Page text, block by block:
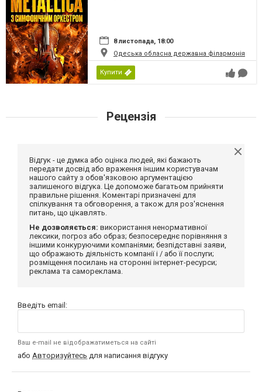
8 листопада, 18:00
Одеська обласна державна філармонія
Купити
Рецензія
Відгук - це думка або оцінка людей, які бажають
передати досвід або враження іншим користувачам
нашого сайту з обов'язковою аргументацією
залишеного відгука. Це допоможе багатьом прийняти
правильне рішення. Коментарі призначені для
спілкування та обговорення, а також для роз'яснення
питань, що цікавлять.
Не дозволяється: використання ненормативної
лексики, погроз або образ; безпосереднє порівняння з
іншими конкуруючими компаніями; безпідставні заяви,
що ображають діяльність компанії і / або її послуги;
розміщення посилань на сторонні інтернет-ресурси;
реклама та самореклама.
Введіть email:
Ваш e-mail не відображатиметься на сайті
або Авторизуйтесь для написання відгуку